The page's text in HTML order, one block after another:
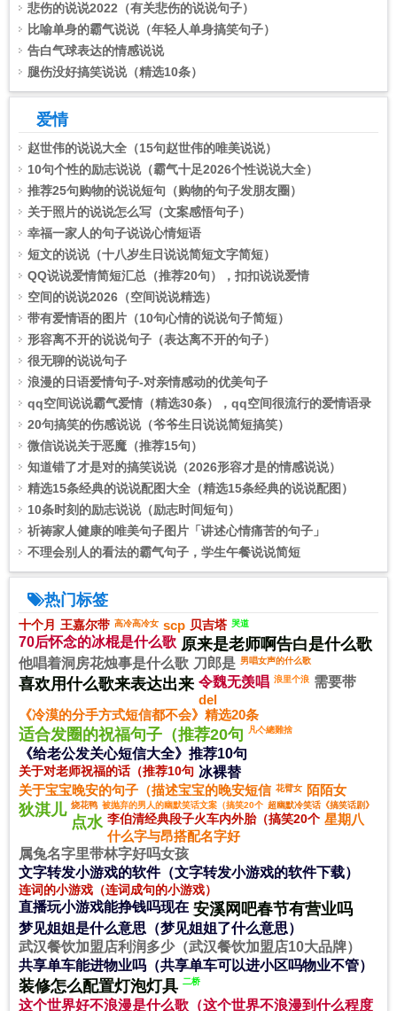
悲伤的说说2022（有关悲伤的说说句子）
比喻单身的霸气说说（年轻人单身搞笑句子）
告白气球表达的情感说说
腿伤没好搞笑说说（精选10条）
爱情
赵世伟的说说大全（15句赵世伟的唯美说说）
10句个性的励志说说（霸气十足2026个性说说大全）
推荐25句购物的说说短句（购物的句子发朋友圈）
关于照片的说说怎么写（文案感悟句子）
幸福一家人的句子说说心情短语
短文的说说（十八岁生日说说简短文字简短）
QQ说说爱情简短汇总（推荐20句），扣扣说说爱情
空间的说说2026（空间说说精选）
带有爱情语的图片（10句心情的说说句子简短）
形容离不开的说说句子（表达离不开的句子）
很无聊的说说句子
浪漫的日语爱情句子-对亲情感动的优美句子
qq空间说说霸气爱情（精选30条），qq空间很流行的爱情语录
20句搞笑的伤感说说（爷爷生日说说简短搞笑）
微信说说关于恶魔（推荐15句）
知道错了才是对的搞笑说说（2026形容才是的情感说说）
精选15条经典的说说配图大全（精选15条经典的说说配图）
10条时刻的励志说说（励志时间短句）
祈祷家人健康的唯美句子图片「讲述心情痛苦的句子」
不理会别人的看法的霸气句子，学生午餐说说简短
热门标签
十个月 王嘉尔带 高冷高冷女 scp 贝吉塔 哭道
70后怀念的冰棍是什么歌 原来是老师啊告白是什么歌
他唱着洞房花烛事是什么歌 刀郎是 男唱女声的什么歌
喜欢用什么歌来表达出来 令魏无羡唱 浪里个浪 需要带
del
《冷漠的分手方式短信都不会》精选20条
适合发圈的祝福句子（推荐20句 凡亽總難捨
《给老公发关心短信大全》推荐10句
关于对老师祝福的话（推荐10句 冰裸替
关于宝宝晚安的句子（描述宝宝的晚安短信 花臂女 陌陌女
狄淇儿 烧花鸭 被抛弃的男人的幽默笑话文案（搞笑20个 超幽默冷笑话《搞笑话剧》
点水 李伯清经典段子火车内外胎（搞笑20个 星期八
什么字与昂搭配名字好
属兔名字里带林字好吗女孩
文字转发小游戏的软件（文字转发小游戏的软件下载）
连词的小游戏（连词成句的小游戏）
直播玩小游戏能挣钱吗现在 安溪网吧春节有营业吗
梦见姐姐是什么意思（梦见姐姐了什么意思）
武汉餐饮加盟店利润多少（武汉餐饮加盟店10大品牌）
共享单车能进物业吗（共享单车可以进小区吗物业不管）
装修怎么配置灯泡灯具 二桥
这个世界好不浪漫是什么歌（这个世界不浪漫到什么程度